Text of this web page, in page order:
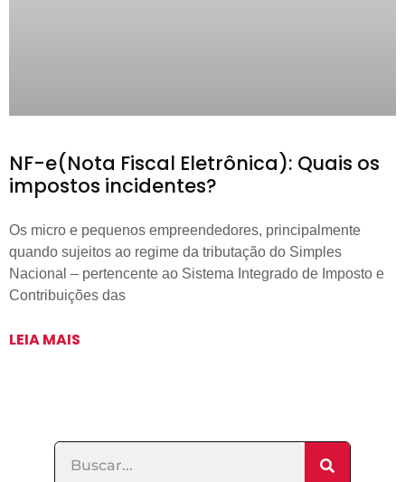
NF-e(Nota Fiscal Eletrônica): Quais os
impostos incidentes?
Os micro e pequenos empreendedores, principalmente
quando sujeitos ao regime da tributação do Simples
Nacional – pertencente ao Sistema Integrado de Imposto e
Contribuições das
LEIA MAIS